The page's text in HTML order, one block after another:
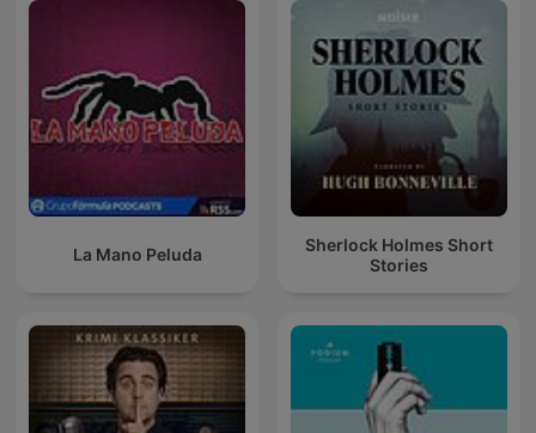
La Mano Peluda
Sherlock Holmes Short
Stories